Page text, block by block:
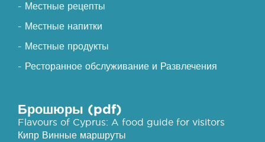
- Местные рецепты
- Местные напитки
- Местные продукты
- Ресторанное обслуживание и Развлечения
Брошюры (pdf)
Flavours of Cyprus: A food guide for visitors
Кипр Винные маршруты